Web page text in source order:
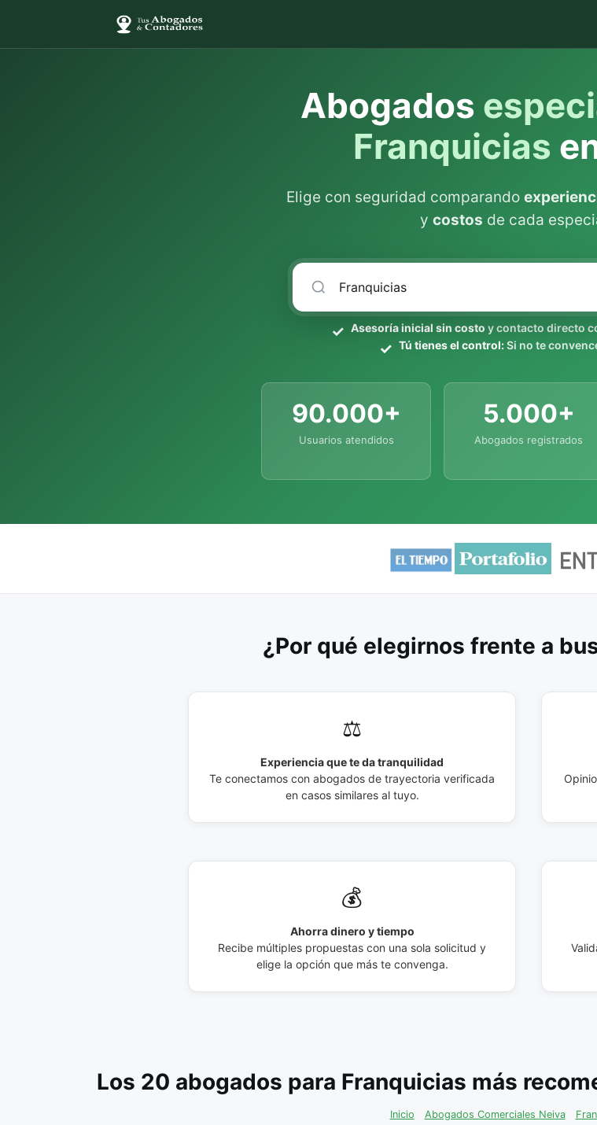
Abogados
Franquicias
Elige con seguridad comparando
y costos de cada
Asesoría inicial sin costo y contacto directo
Tú tienes el control:Si no te
90.000+
Usuarios atendidos
5.000+
Abogados registrados
¿Por qué elegirnos frente a
⚖️
Experiencia que te da tranquilidad
Te conectamos con abogados de trayectoria verificada
en casos similares al tuyo.
💰
Ahorra dinero y tiempo
Recibe múltiples propuestas con una sola solicitud y
elige la opción que más te convenga.
Los 20 abogados para Franquicias más
Inicio Abogados Comerciales Neiva